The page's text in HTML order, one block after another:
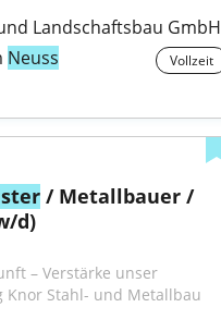
Landschaftsbau GmbH
Neuss Vollzeit
/ Metallbauer /
d)
– Verstärke unser
Knor Stahl- und Metallbau